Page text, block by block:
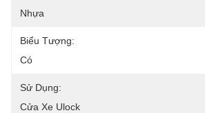
Nhựa
Biểu Tượng:
Có
Sử Dụng:
Cửa Xe Ulock